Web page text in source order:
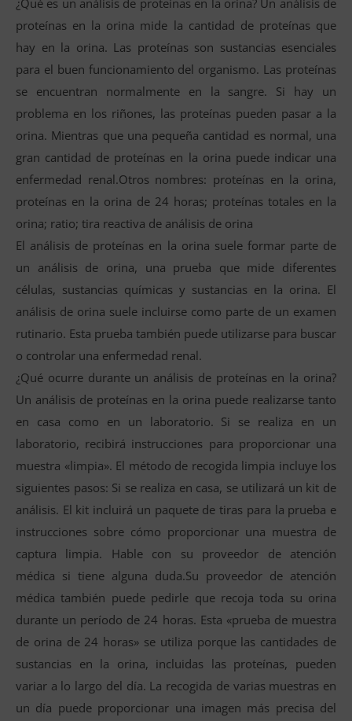
¿Qué es un análisis de proteínas en la orina? Un análisis de
proteínas en la orina mide la cantidad de proteínas que
hay en la orina. Las proteínas son sustancias esenciales
para el buen funcionamiento del organismo. Las proteínas
se encuentran normalmente en la sangre. Si hay un
problema en los riñones, las proteínas pueden pasar a la
orina. Mientras que una pequeña cantidad es normal, una
gran cantidad de proteínas en la orina puede indicar una
enfermedad renal.Otros nombres: proteínas en la orina,
proteínas en la orina de 24 horas; proteínas totales en la
orina; ratio; tira reactiva de análisis de orina
El análisis de proteínas en la orina suele formar parte de
un análisis de orina, una prueba que mide diferentes
células, sustancias químicas y sustancias en la orina. El
análisis de orina suele incluirse como parte de un examen
rutinario. Esta prueba también puede utilizarse para buscar
o controlar una enfermedad renal.
¿Qué ocurre durante un análisis de proteínas en la orina?
Un análisis de proteínas en la orina puede realizarse tanto
en casa como en un laboratorio. Si se realiza en un
laboratorio, recibirá instrucciones para proporcionar una
muestra «limpia». El método de recogida limpia incluye los
siguientes pasos: Si se realiza en casa, se utilizará un kit de
análisis. El kit incluirá un paquete de tiras para la prueba e
instrucciones sobre cómo proporcionar una muestra de
captura limpia. Hable con su proveedor de atención
médica si tiene alguna duda.Su proveedor de atención
médica también puede pedirle que recoja toda su orina
durante un período de 24 horas. Esta «prueba de muestra
de orina de 24 horas» se utiliza porque las cantidades de
sustancias en la orina, incluidas las proteínas, pueden
variar a lo largo del día. La recogida de varias muestras en
un día puede proporcionar una imagen más precisa del